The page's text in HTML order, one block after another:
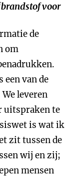
voor
de
om
een van de
leveren
uitspraken te
is wat ik
zit tussen de
wij en zij;
mensen